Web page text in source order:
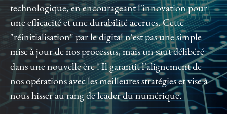
technologique, en encourageant l'innovation pour
une efficacité et une durabilité accrues. Cette
"réinitialisation" par le digital n'est pas une simple
mise à jour de nos processus, mais un saut délibéré
dans une nouvelle ère ! Il garantit l'alignement de
nos opérations avec les meilleures stratégies et vise à
nous hisser au rang de leader du numérique.